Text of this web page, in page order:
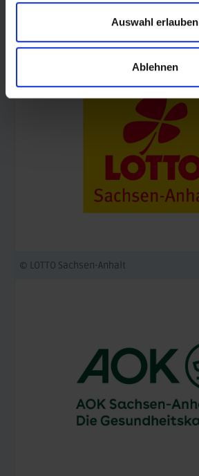
Auswahl erlauben
Ablehnen
© Land Sachsen-Anhalt
© LOTTO Sachsen-Anhalt